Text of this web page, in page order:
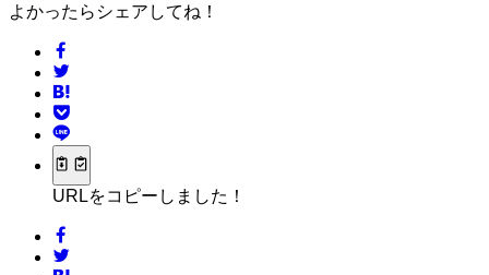
よかったらシェアしてね！
URLをコピーしました！